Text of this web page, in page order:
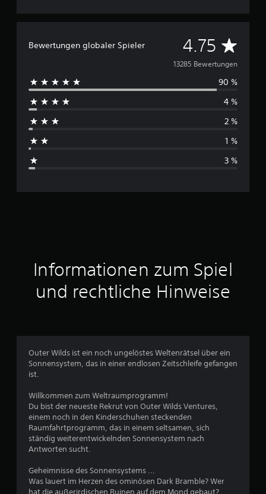
Bewertungen globaler Spieler 4.75 D
u
r
h
t
t
c
h
e
13285 Bewertungen
90 %
4 %
2 %
1 %
3 %
Informationen zum Spiel
und rechtliche Hinweise
Outer Wilds ist ein noch ungelöstes Weltenrätsel über ein
Sonnensystem, das in einer endlosen Zeitschleife gefangen
ist.
Willkommen zum Weltraumprogramm!
Du bist der neueste Rekrut von Outer Wilds Ventures,
einem noch in den Kinderschuhen steckenden
Raumfahrtprogramm, das in einem seltsamen, sich
ständig weiterentwickelnden Sonnensystem nach
Antworten sucht.
Geheimnisse des Sonnensystems ...
Was lauert im Herzen des ominösen Dark Bramble? Wer
hat die außerirdischen Ruinen auf dem Mond gebaut?